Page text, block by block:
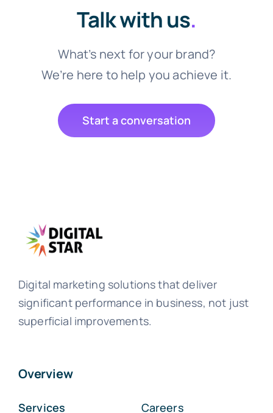
Talk with us.
What’s next for your brand?
We’re here to help you achieve it.
Start a conversation
Digital marketing solutions that deliver
significant performance in business, not just
superficial improvements.
Overview
Services
Careers